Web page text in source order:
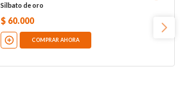
Silbato de oro
$ 60.000
COMPRAR AHORA